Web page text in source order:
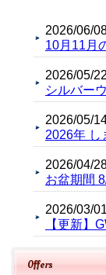
2026/06/
10月11月
2026/05/22
シルバー
2026/05/
2026年 し
2026/04/
お盆期間
2026/03/01
【更新】
Offers